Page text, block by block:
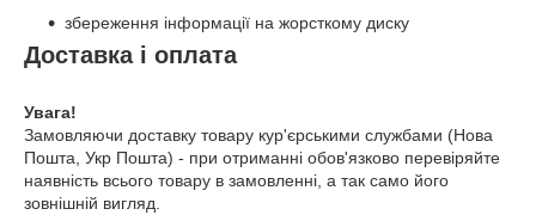
збереження інформації на жорсткому диску
Доставка і оплата
Увага!
Замовляючи доставку товару кур'єрськими службами (Нова
Пошта, Укр Пошта) - при отриманні обов'язково перевіряйте
наявність всього товару в замовленні, а так само його
зовнішній вигляд.